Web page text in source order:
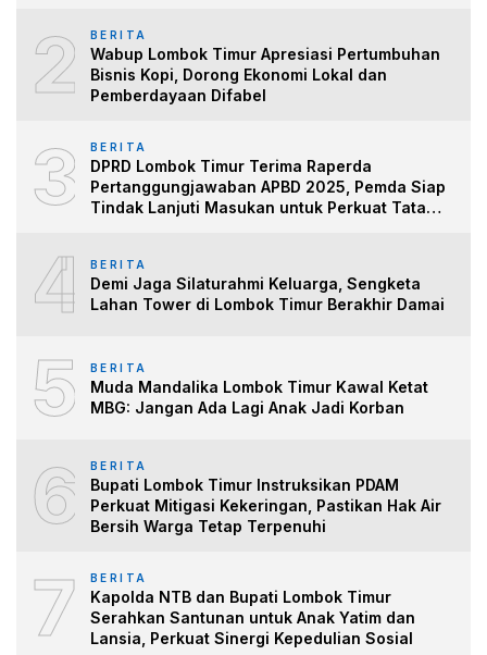
2 BERITA
Wabup Lombok Timur Apresiasi Pertumbuhan
Bisnis Kopi, Dorong Ekonomi Lokal dan
Pemberdayaan Difabel
3 BERITA
DPRD Lombok Timur Terima Raperda
Pertanggungjawaban APBD 2025, Pemda Siap
Tindak Lanjuti Masukan untuk Perkuat Tata
4 BERITA
Demi Jaga Silaturahmi Keluarga, Sengketa
Lahan Tower di Lombok Timur Berakhir Damai
5 BERITA
Muda Mandalika Lombok Timur Kawal Ketat
MBG: Jangan Ada Lagi Anak Jadi Korban
6 BERITA
Bupati Lombok Timur Instruksikan PDAM
Perkuat Mitigasi Kekeringan, Pastikan Hak Air
Bersih Warga Tetap Terpenuhi
7 BERITA
Kapolda NTB dan Bupati Lombok Timur
Serahkan Santunan untuk Anak Yatim dan
Lansia, Perkuat Sinergi Kepedulian Sosial